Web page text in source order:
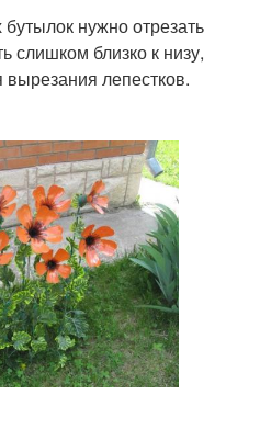
нужно отрезать
слишком близко к низу,
лепестков.